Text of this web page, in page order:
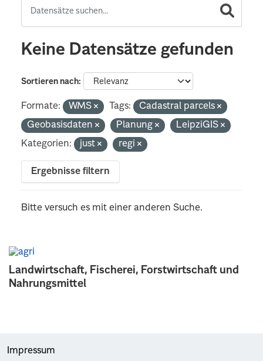
Landwirtschaft, Fischerei, Forstwirtschaft und
Nahrungsmittel
Keine Datensätze gefunden
Sortieren nach
Formate: WMS Tags:
Cadastral parcels
Geobasisdaten
Planung
LeipziGIS
Kategorien:
just regi
Ergebnisse filtern
Bitte versuch es mit einer anderen Suche.
Impressum